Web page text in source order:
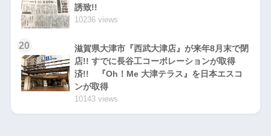
誘致!!
10236 views
20
滋賀県大津市『西武大津店』が来年8月末で閉
店!! すでに長谷工コーポレーションが取得
済!! 『Oh！Me 大津テラス』を日本エスコ
ンが取得
10143 views